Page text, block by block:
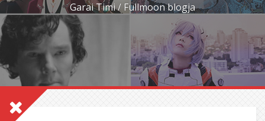
Garai Timi / Fullmoon blogja